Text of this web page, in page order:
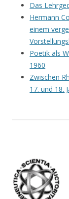
Das
Hermann
einem
Poetik als
1960
Zwischen
17. und 18.